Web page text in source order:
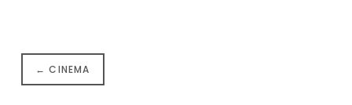
← CINEMA